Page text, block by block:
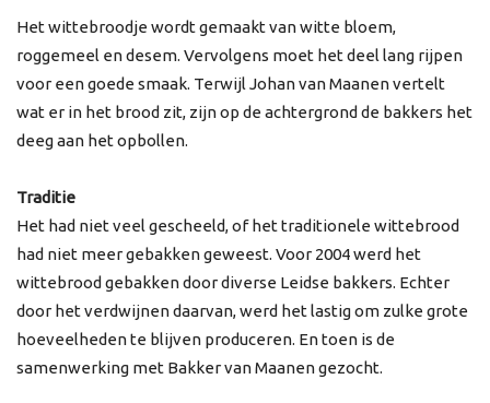
Het wittebroodje wordt gemaakt van witte bloem,
roggemeel en desem. Vervolgens moet het deel lang rijpen
voor een goede smaak. Terwijl Johan van Maanen vertelt
wat er in het brood zit, zijn op de achtergrond de bakkers het
deeg aan het opbollen.
Traditie
Het had niet veel gescheeld, of het traditionele wittebrood
had niet meer gebakken geweest. Voor 2004 werd het
wittebrood gebakken door diverse Leidse bakkers. Echter
door het verdwijnen daarvan, werd het lastig om zulke grote
hoeveelheden te blijven produceren. En toen is de
samenwerking met Bakker van Maanen gezocht.